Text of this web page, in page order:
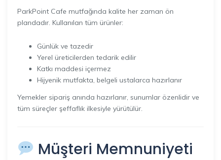
ParkPoint Cafe mutfağında kalite her zaman ön
plandadır. Kullanılan tüm ürünler:
Günlük ve tazedir
Yerel üreticilerden tedarik edilir
Katkı maddesi içermez
Hijyenik mutfakta, belgeli ustalarca hazırlanır
Yemekler sipariş anında hazırlanır, sunumlar özenlidir ve
tüm süreçler şeffaflık ilkesiyle yürütülür.
Müşteri Memnuniyeti